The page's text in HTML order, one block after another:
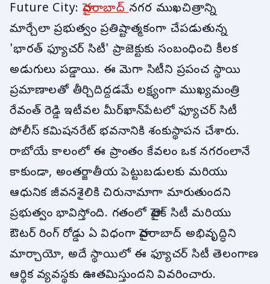
Future City:హైదరాబాద్నగర ముఖచిత్రాన్ని
మార్చేలా ప్రభుత్వం ప్రతిష్టాత్మకంగా చేపడుతున్న
'భారత్ ఫ్యూచర్ సిటీ' ప్రాజెక్టుకు సంబంధించి కీలక
అడుగులు పడ్డాయి. ఈ మెగా సిటీని ప్రపంచ స్థాయి
ప్రమాణాలతో తీర్చిదిద్దడమే లక్ష్యంగా ముఖ్యమంత్రి
రేవంత్ రెడ్డి ఇటీవల మీర్‌ఖాన్‌పేటలో ఫ్యూచర్ సిటీ
పోలీస్ కమిషనరేట్ భవనానికి శంకుస్థాపన చేశారు.
రాబోయే కాలంలో ఈ ప్రాంతం కేవలం ఒక నగరంలానే
కాకుండా, అంతర్జాతీయ పెట్టుబడులకు మరియు
ఆధునిక జీవనశైలికి చిరునామాగా మారుతుందని
ప్రభుత్వం భావిస్తోంది. గతంలో హైటెక్ సిటీ మరియు
ఔటర్ రింగ్ రోడ్డు ఏ విధంగా హైదరాబాద్ అభివృద్ధిని
మార్చాయో, అదే స్థాయిలో ఈ ఫ్యూచర్ సిటీ తెలంగాణ
ఆర్థిక వ్యవస్థకు ఊతమిస్తుందని వివరించారు.